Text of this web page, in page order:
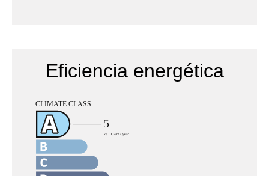
Eficiencia energética